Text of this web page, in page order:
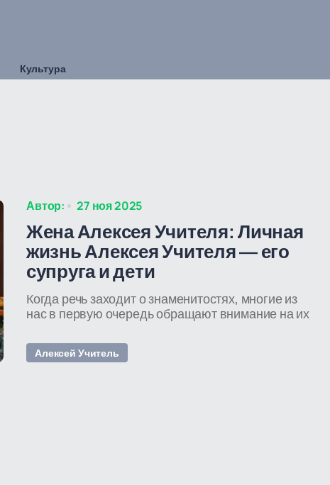
Культура
Автор: 27 ноя 2025
Жена Алексея Учителя: Личная
жизнь Алексея Учителя — его
супруга и дети
Когда речь заходит о знаменитостях, многие из
нас в первую очередь обращают внимание на их
Алексей Учитель